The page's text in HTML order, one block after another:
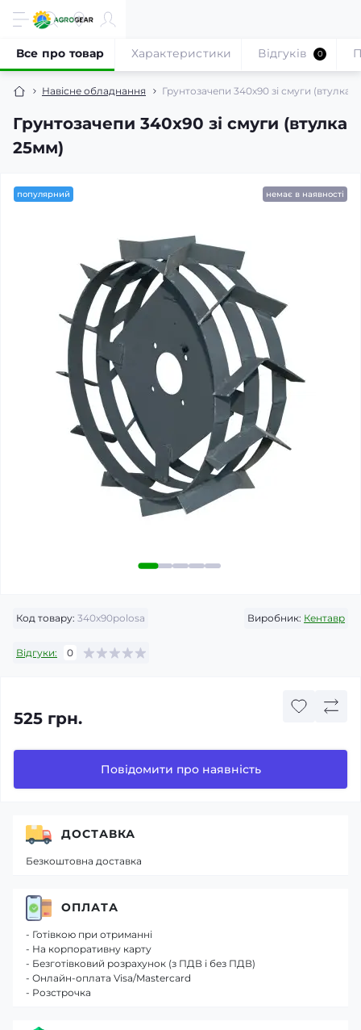
Навісне обладнання Грунтозачепи 340х90 зі смуги (втулка
Грунтозачепи 340х90 зі смуги (втулка
25мм)
Все про товар Характеристики Відгуків 0
популярний немає в наявності
Код товару: 340х90polosa Виробник: Кентавр
Відгуки: 0
525 грн.
Повідомити про наявність
ДОСТАВКА
Безкоштовна доставка
ОПЛАТА
- Готівкою при отриманні
- На корпоративну карту
- Безготівковий розрахунок (з ПДВ і без ПДВ)
- Онлайн-оплата Visa/Mastercard
- Розстрочка